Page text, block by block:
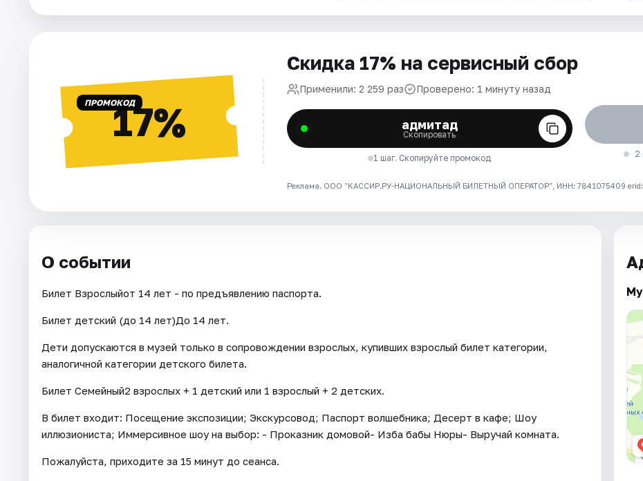
ПРОМОКОД17%
Скидка 17% на сервисный сбор
Применили: 2 259 раз Проверено: 1 минуту назад
адмитад
Скопировать
1 шаг. Скопируйте промокод
2
Реклама. ООО "КАССИР.РУ-НАЦИОНАЛЬНЫЙ БИЛЕТНЫЙ ОПЕРАТОР", ИНН: 7841075409 erid:
О событии
Билет Взрослыйот 14 лет - по предъявлению паспорта.
Билет детский (до 14 лет)До 14 лет.
Дети допускаются в музей только в сопровождении взрослых, купивших взрослый билет категории,
аналогичной категории детского билета.
Билет Семейный2 взрослых + 1 детский или 1 взрослый + 2 детских.
В билет входит: Посещение экспозиции; Экскурсовод; Паспорт волшебника; Десерт в кафе; Шоу
иллюзиониста; Иммерсивное шоу на выбор: - Проказник домовой- Изба бабы Нюры- Выручай комната.
Пожалуйста, приходите за 15 минут до сеанса.